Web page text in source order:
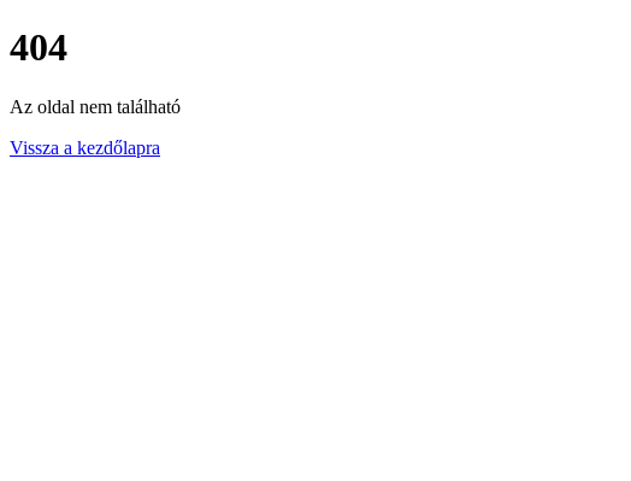
404
Az oldal nem található
Vissza a kezdőlapra